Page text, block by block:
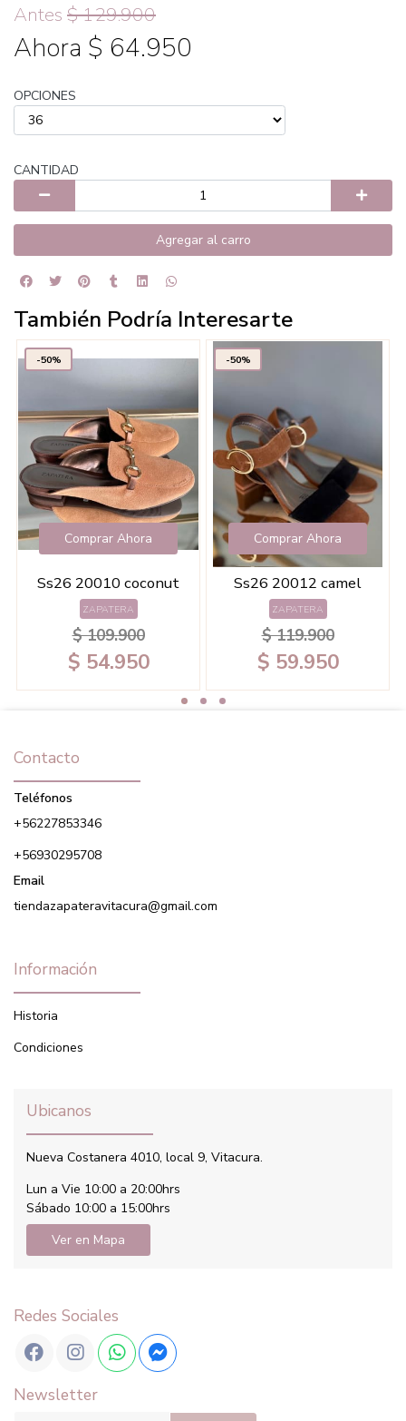
Antes $ 129.900
Ahora $ 64.950
OPCIONES
CANTIDAD
Agregar al carro
También Podría Interesarte
-50%
Comprar Ahora
Ss26 20010 coconut
ZAPATERA
$ 109.900
$ 54.950
-50%
Comprar Ahora
Ss26 20012 camel
ZAPATERA
$ 119.900
$ 59.950
Contacto
Teléfonos
+56227853346
+56930295708
Email
tiendazapateravitacura@gmail.com
Información
Historia
Condiciones
Ubicanos
Nueva Costanera 4010, local 9, Vitacura.
Lun a Vie 10:00 a 20:00hrs
Sábado 10:00 a 15:00hrs
Ver en Mapa
Redes Sociales
Newsletter